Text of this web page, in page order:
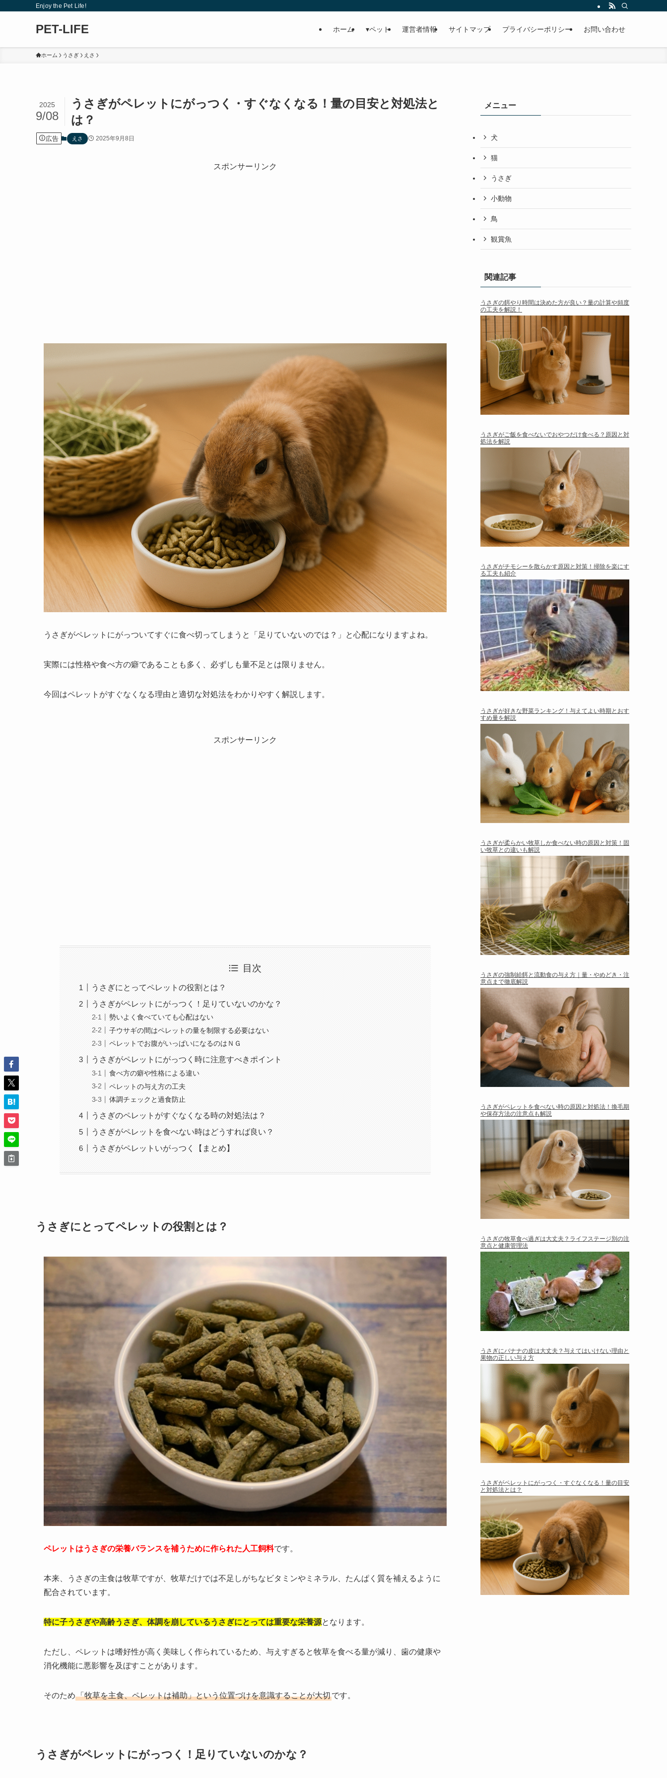
Enjoy the Pet Life!
PET-LIFE ホーム ▾ペット 運営者情報 サイトマップ プライバシーポリシー お問い合わせ
ホーム うさぎ えさ
うさぎがペレットにがっつく・すぐなくなる！量の目安と対処法と
は？
2025
9/08
広告 えさ 2025年9月8日
スポンサーリンク
うさぎがペレットにがっついてすぐに食べ切ってしまうと「足りていないのでは？」と心配になりますよね。
実際には性格や食べ方の癖であることも多く、必ずしも量不足とは限りません。
今回はペレットがすぐなくなる理由と適切な対処法をわかりやすく解説します。
スポンサーリンク
目次
うさぎにとってペレットの役割とは？
うさぎがペレットにがっつく！足りていないのかな？
勢いよく食べていても心配はない
子ウサギの間はペレットの量を制限する必要はない
ペレットでお腹がいっぱいになるのはＮＧ
うさぎがペレットにがっつく時に注意すべきポイント
食べ方の癖や性格による違い
ペレットの与え方の工夫
体調チェックと過食防止
うさぎのペレットがすぐなくなる時の対処法は？
うさぎがペレットを食べない時はどうすれば良い？
うさぎがペレットいがっつく【まとめ】
うさぎにとってペレットの役割とは？
ペレットはうさぎの栄養バランスを補うために作られた人工飼料です。
本来、うさぎの主食は牧草ですが、牧草だけでは不足しがちなビタミンやミネラル、たんぱく質を補えるように
配合されています。
特に子うさぎや高齢うさぎ、体調を崩しているうさぎにとっては重要な栄養源となります。
ただし、ペレットは嗜好性が高く美味しく作られているため、与えすぎると牧草を食べる量が減り、歯の健康や
消化機能に悪影響を及ぼすことがあります。
そのため「牧草を主食、ペレットは補助」という位置づけを意識することが大切です。
うさぎがペレットにがっつく！足りていないのかな？
メニュー
犬
猫
うさぎ
小動物
鳥
観賞魚
関連記事
うさぎの餌やり時間は決めた方が良い？量の計算や頻度
の工夫を解説！
うさぎがご飯を食べないでおやつだけ食べる？原因と対
処法を解説
うさぎがチモシーを散らかす原因と対策！掃除を楽にす
る工夫も紹介
うさぎが好きな野菜ランキング！与えてよい時期とおす
すめ量を解説
うさぎが柔らかい牧草しか食べない時の原因と対策！固
い牧草との違いも解説
うさぎの強制給餌と流動食の与え方｜量・やめどき・注
意点まで徹底解説
うさぎがペレットを食べない時の原因と対処法！換毛期
や保存方法の注意点も解説
うさぎの牧草食べ過ぎは大丈夫？ライフステージ別の注
意点と健康管理法
うさぎにバナナの皮は大丈夫？与えてはいけない理由と
果物の正しい与え方
うさぎがペレットにがっつく・すぐなくなる！量の目安
と対処法とは？